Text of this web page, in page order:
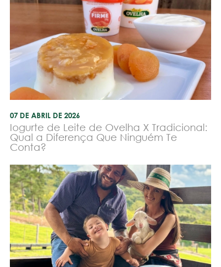
07 DE ABRIL DE 2026
Iogurte de Leite de Ovelha X Tradicional:
Qual a Diferença Que Ninguém Te
Conta?